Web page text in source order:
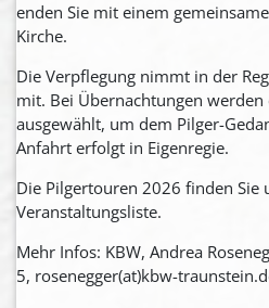
enden Sie mit einem
Kirche.
Die Verpflegung nimmt in der
mit. Bei Übernachtungen werden
ausgewählt, um dem Pilger-
Anfahrt erfolgt in Eigenregie.
Die Pilgertouren 2026 finden Sie
Veranstaltungsliste.
Mehr Infos: KBW, Andrea
5, rosenegger(at)kbw-